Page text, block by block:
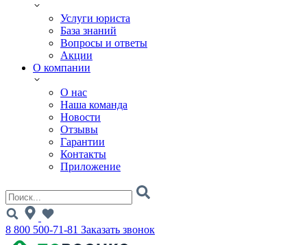
Услуги юриста
База знаний
Вопросы и ответы
Акции
О компании
О нас
Наша команда
Новости
Отзывы
Гарантии
Контакты
Приложение
8 800 500-71-81 Заказать звонок